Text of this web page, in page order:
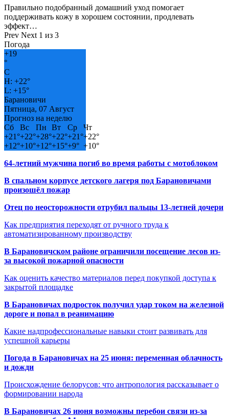
Правильно подобранный домашний уход помогает
поддерживать кожу в хорошем состоянии, продлевать
эффект…
Prev Next 1 из 3
Погода
+19
°
C
H: +22°
L: +15°
Барановичи
Пятница, 07 Август
Прогноз на неделю
Сб
Вс Пн Вт Ср
Чт
+21°+22°+28°+22°+21°+22°
+12°+10°+12°+15°+9° +10°
64-летний мужчина погиб во время работы с мотоблоком
В спальном корпусе детского лагеря под Барановичами
произошёл пожар
Отец по неосторожности отрубил пальцы 13-летней дочери
Как предприятия переходят от ручного труда к
автоматизированному производству
В Барановичском районе ограничили посещение лесов из-
за высокой пожарной опасности
Как оценить качество материалов перед покупкой доступа к
закрытой площадке
В Барановичах подросток получил удар током на железной
дороге и попал в реанимацию
Какие надпрофессиональные навыки стоит развивать для
успешной карьеры
Погода в Барановичах на 25 июня: переменная облачность
и дожди
Происхождение белорусов: что антропология рассказывает о
формировании народа
В Барановичах 26 июня возможны перебои связи из-за